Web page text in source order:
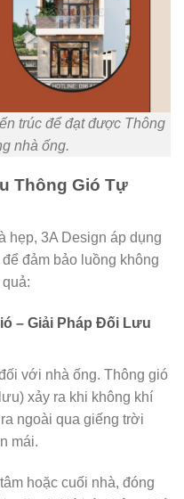
trúc để đạt được Thông
nhà ống.
Thông Gió Tự
hẹp, 3A Design áp dụng
đảm bảo luồng không
– Giải Pháp Đối Lưu
với nhà ống. Thông gió
xảy ra khi không khí
ngoài qua giếng trời
mái.
hoặc cuối nhà, đóng